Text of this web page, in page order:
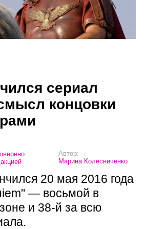
сериал
концовки
Автор:
Марина Колесниченко
20 мая 2016 года
— восьмой в
и 38-й за всю